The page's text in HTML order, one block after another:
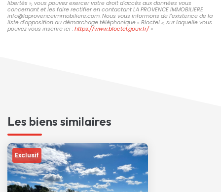
libertés », vous pouvez exercer votre droit d'accès aux données vous
concernant et les faire rectifier en contactant LA PROVENCE IMMOBILIERE
info@laprovenceimmobiliere.com. Nous vous informons de l'existence de la
liste d'opposition au démarchage téléphonique « Bloctel », sur laquelle vous
pouvez vous inscrire ici : https://www.bloctel.gouv.fr/»
Les biens similaires
Exclusif